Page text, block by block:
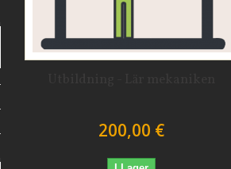
200,00 €